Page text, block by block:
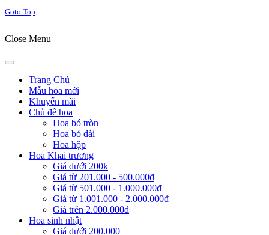
Goto Top
Close Menu
Trang Chủ
Mẫu hoa mới
Khuyến mãi
Chủ đề hoa
Hoa bó tròn
Hoa bó dài
Hoa hộp
Hoa Khai trương
Giá dưới 200k
Giá từ 201.000 - 500.000đ
Giá từ 501.000 - 1.000.000đ
Giá từ 1.001.000 - 2.000.000đ
Giá trên 2.000.000đ
Hoa sinh nhật
Giá dưới 200.000